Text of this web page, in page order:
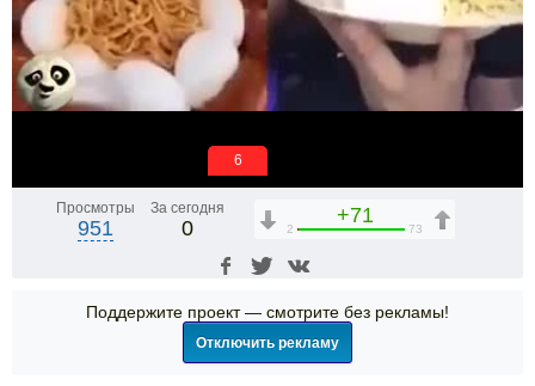
6
Просмотры
951
За сегодня
0
+71
2 73
Поддержите проект — смотрите без рекламы!
Отключить рекламу